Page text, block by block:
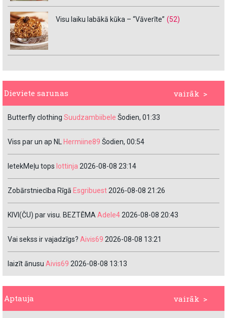
Visu laiku labākā kūka – “Vāverīte” (52)
vairāk >
Dieviete sarunas
Butterfly clothing Suudzambiibele Šodien, 01:33
Viss par un ap NL Hermiine89 Šodien, 00:54
IetekMeļu tops lottinja 2026-08-08 23:14
Zobārstniecība Rīgā Esgribuest2026-08-08 21:26
KIVI(ČU) par visu. BEZTĒMAAdele42026-08-08 20:43
Vai sekss ir vajadzīgs? Aivis69 2026-08-08 13:21
laizīt ānusu Aivis69 2026-08-08 13:13
vairāk >
Aptauja